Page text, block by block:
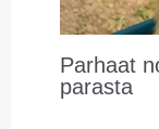
Parhaat
parasta